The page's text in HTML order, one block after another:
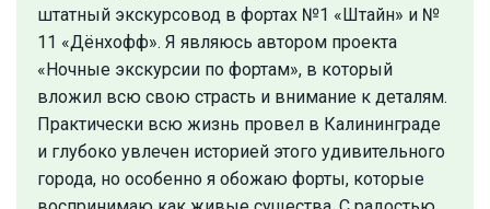
штатный экскурсовод в фортах №1 «Штайн» и №
11 «Дёнхофф». Я являюсь автором проекта
«Ночные экскурсии по фортам», в который
вложил всю свою страсть и внимание к деталям.
Практически всю жизнь провел в Калининграде
и глубоко увлечен историей этого удивительного
города, но особенно я обожаю форты, которые